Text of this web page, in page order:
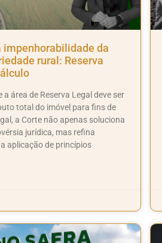
impenhorabilidade da
rural: Reserva
a área de Reserva Legal deve ser
total do imóvel para fins de
a Corte não apenas soluciona
jurídica, mas refina
aplicação de princípios